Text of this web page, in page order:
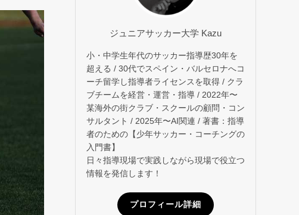
ジュニアサッカー大学 Kazu
小・中学生年代のサッカー指導歴30年を
超える / 30代でスペイン・バルセロナへコ
ーチ留学し指導者ライセンスを取得 / クラ
ブチームを経営・運営・指導 / 2022年〜
某海外の街クラブ・スクールの顧問・コン
サルタント / 2025年〜AI関連 / 著書：指導
者のための【少年サッカー・コーチングの
入門書】
日々指導現場で実践しながら現場で役立つ
情報を発信します！
プロフィール詳細